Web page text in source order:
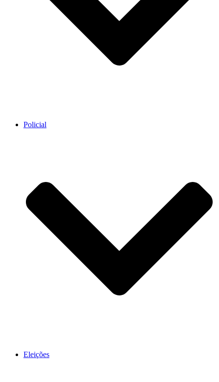
Policial
Eleições